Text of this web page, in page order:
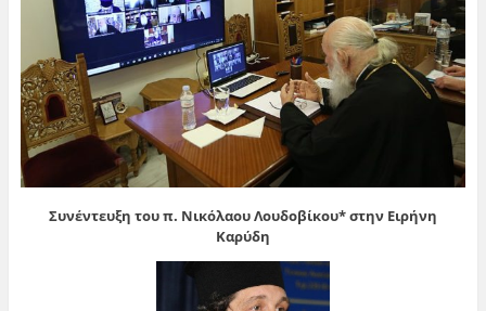
Συνέντευξη του π. Νικόλαου Λουδοβίκου* στην Ειρήνη
Καρύδη